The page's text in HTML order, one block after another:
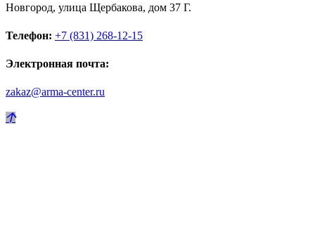
Новгород, улица Щербакова, дом 37 Г.
Телефон: +7 (831) 268-12-15
Электронная почта:
zakaz@arma-center.ru